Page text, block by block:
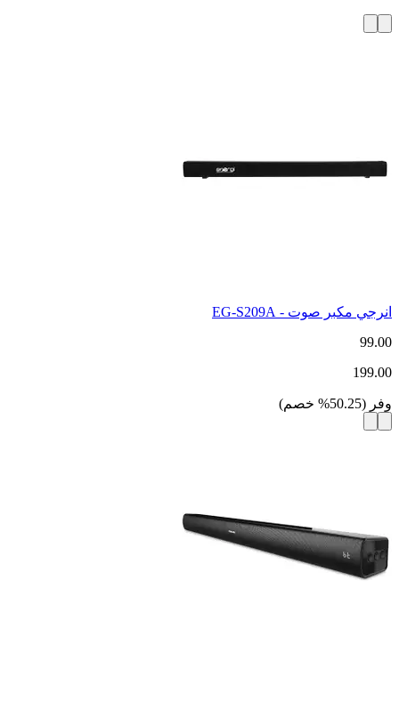
انرجي مكبر صوت - EG-S209A
99.00
199.00
وفر (
50.25
% خصم)